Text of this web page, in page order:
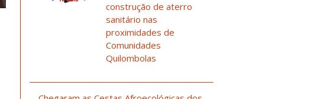
construção de aterro
sanitário nas
proximidades de
Comunidades
Quilombolas